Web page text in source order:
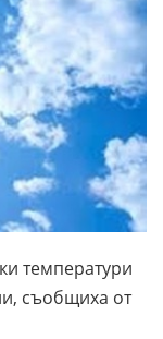
температури
съобщиха от